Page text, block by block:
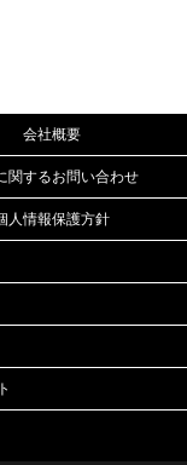
会社概要
関するお問い合わせ
人情報保護方針